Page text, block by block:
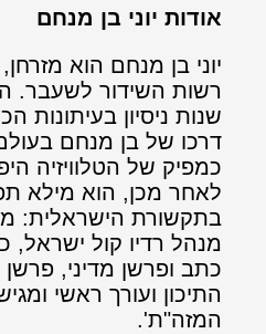
אודות יוני בן מנחם
יוני בן מנחם הוא
רשות השידור לשעבר.
שנות ניסיון בעיתונות
דרכו של בן מנחם
כמפיק של הטלוויזיה
לאחר מכן, הוא מילא
בתקשורת הישראלית:
מנהל רדיו קול ישראל,
כתב ופרשן מדיני, פרשן
התיכון ועורך ראשי
המזה"ת'.